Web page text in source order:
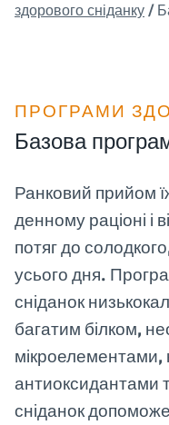
здорового сніданку/
ПРОГРАМИ
Базова
Ранковий прийом
денному раціоні і
потяг до
усього дня.
сніданок
багатим білком,
мікроелементами,
антиоксидантами
сніданок